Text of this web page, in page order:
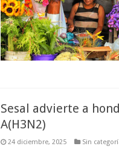
Sesal advierte a
A(H3N2)
24 diciembre, 2025 Sin